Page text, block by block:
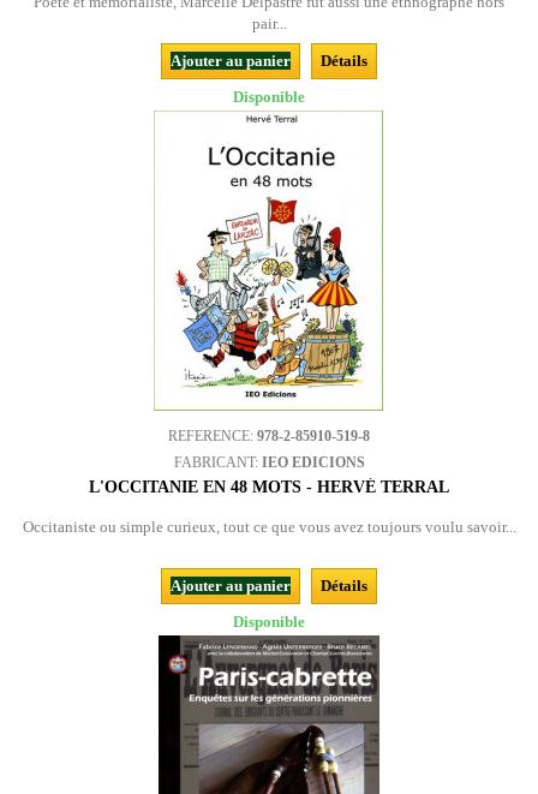
pair...
Ajouter au panier
Détails
Disponible
REFERENCE: 978-2-85910-519-8
FABRICANT: IEO EDICIONS
L'OCCITANIE EN 48 MOTS - HERVÉ TERRAL
Occitaniste ou simple curieux, tout ce que vous avez toujours voulu savoir...
Ajouter au panier
Détails
Disponible